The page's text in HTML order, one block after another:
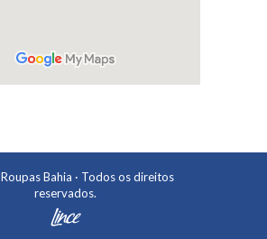
Roupas Bahia · Todos os direitos
reservados.